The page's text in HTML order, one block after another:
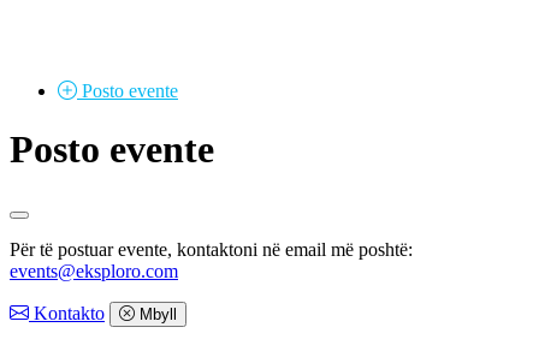
Posto evente
Posto evente
Për të postuar evente, kontaktoni në email më poshtë:
events@eksploro.com
Kontakto Mbyll